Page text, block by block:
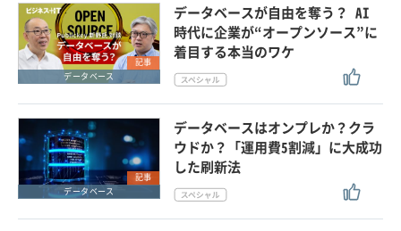
記事
データベース
データベースが自由を奪う？ AI
時代に企業が“オープンソース”に
着目する本当のワケ
記事
データベース
データベースはオンプレか？クラ
ウドか？「運用費5割減」に大成功
した刷新法